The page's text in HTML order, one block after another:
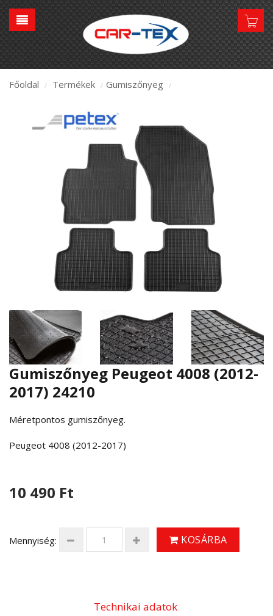
Főoldal / Termékek / Gumiszőnyeg /
Gumiszőnyeg Peugeot 4008 (2012-
2017) 24210
Méretpontos gumiszőnyeg.
Peugeot 4008 (2012-2017)
10 490 Ft
Mennyiség: KOSÁRBA
Technikai adatok